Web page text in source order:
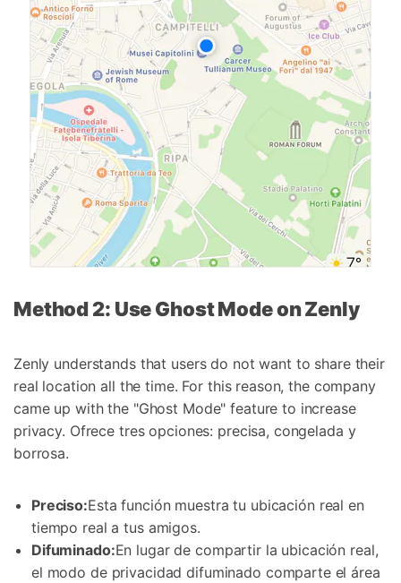
Method 2: Use Ghost Mode on Zenly
Zenly understands that users do not want to share their
real location all the time. For this reason, the company
came up with the "Ghost Mode" feature to increase
privacy. Ofrece tres opciones: precisa, congelada y
borrosa.
Preciso:Esta función muestra tu ubicación real en
tiempo real a tus amigos.
Difuminado:En lugar de compartir la ubicación real,
el modo de privacidad difuminado comparte el área